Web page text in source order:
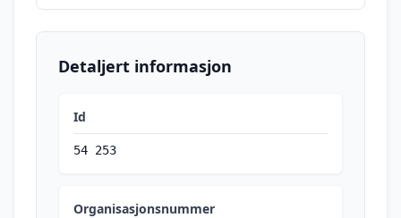
Detaljert informasjon
Id
54 253
Organisasjonsnummer